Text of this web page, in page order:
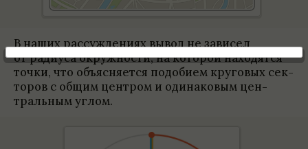
В наших рас­суж­де­ниях вывод не зави­сел
от ради­уса окруж­но­сти, на кото­рой нахо­дятся
точки, что объяс­ня­ется подо­бием круго­вых сек­
то­ров с общим цен­тром и оди­на­ко­вым цен­
траль­ным углом.